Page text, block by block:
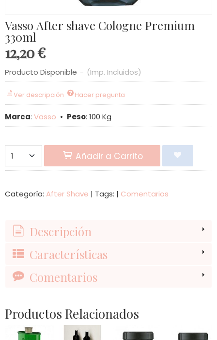
Vasso After shave Cologne Premium
330ml
12,20 €
Producto Disponible - (Imp. Incluidos)
Ver descripción Hacer pregunta
Marca: Vasso • Peso: 100 Kg
Añadir a Carrito
Categoría: After Shave | Tags: | Comentarios
Descripción
Características
Comentarios
Productos Relacionados